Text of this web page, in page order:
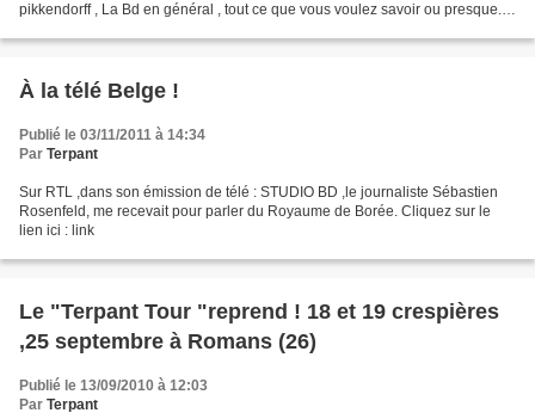
pikkendorff , La Bd en général , tout ce que vous voulez savoir ou presque...
À la télé Belge !
Publié le 03/11/2011 à 14:34
Par Terpant
Sur RTL ,dans son émission de télé : STUDIO BD ,le journaliste Sébastien
Rosenfeld, me recevait pour parler du Royaume de Borée. Cliquez sur le
lien ici : link
Le "Terpant Tour "reprend ! 18 et 19 crespières
,25 septembre à Romans (26)
Publié le 13/09/2010 à 12:03
Par Terpant